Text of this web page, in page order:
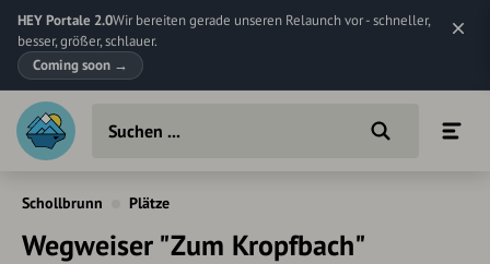
HEY Portale 2.0Wir bereiten gerade unseren Relaunch vor - schneller,
besser, größer, schlauer.
Coming soon →
Schollbrunn Plätze
Wegweiser "Zum Kropfbach"